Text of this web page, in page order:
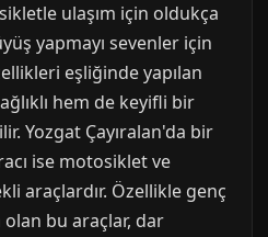
ulaşım için oldukça
yapmayı sevenler için
eşliğinde yapılan
hem de keyifli bir
Yozgat Çayıralan'da bir
ise motosiklet ve
araçlardır. Özellikle genç
olan bu araçlar, dar